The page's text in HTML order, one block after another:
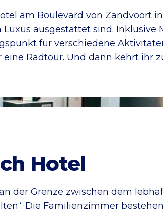
am Boulevard von Zandvoort
ausgestattet sind. Inklusive
für verschiedene
Radtour. Und dann kehrt ihr
Hotel
der Grenze zwischen dem
Die Familienzimmer